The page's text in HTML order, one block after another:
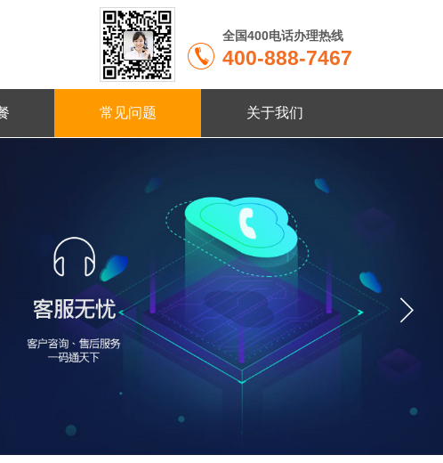
常见问题 关于我们
400-888-7467
全国400电话办理热线